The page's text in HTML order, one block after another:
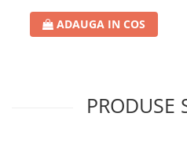
ADAUGA IN COS
PRODUSE